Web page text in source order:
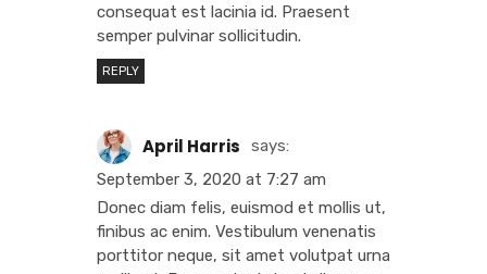
consequat est lacinia id. Praesent
semper pulvinar sollicitudin.
REPLY
April Harris
says:
September 3, 2020 at 7:27 am
Donec diam felis, euismod et mollis ut,
finibus ac enim. Vestibulum venenatis
porttitor neque, sit amet volutpat urna